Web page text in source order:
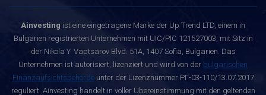
Ainvesting ist eine eingetragene Marke der Up Trend LTD, einem in
Bulgarien registrierten Unternehmen mit UIC/PIC 121527003, mit Sitz in
der Nikola Y. Vaptsarov Blvd. 51A, 1407 Sofia, Bulgarien. Das
Unternehmen ist autorisiert, lizenziert und wird von der bulgarischen
Finanzaufsichtsbehördeunter der Lizenznummer РГ-03-110/13.07.2017
reguliert. Ainvesting handelt in voller Übereinstimmung mit den geltenden